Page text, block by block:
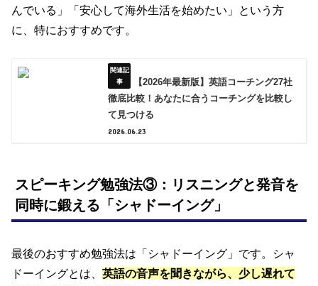
んでいる」「安心して海外生活を始めたい」という方
に、特におすすめです。
【2026年最新版】英語コーチング27社
徹底比較！あなたに合うコーチングを比較し
て見つける
2026.06.23
スピーキング勉強法③：リスニングと発音を
同時に鍛える「シャドーイング」
最後のおすすめ勉強法は「シャドーイング」です。シャ
ドーイングとは、英語の音声を聞きながら、少し遅れて